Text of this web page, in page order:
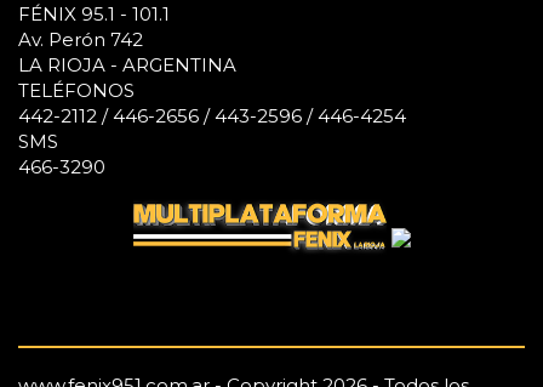
FÉNIX 95.1 - 101.1
Av. Perón 742
LA RIOJA - ARGENTINA
TELÉFONOS
442-2112 / 446-2656 / 443-2596 / 446-4254
SMS
466-3290